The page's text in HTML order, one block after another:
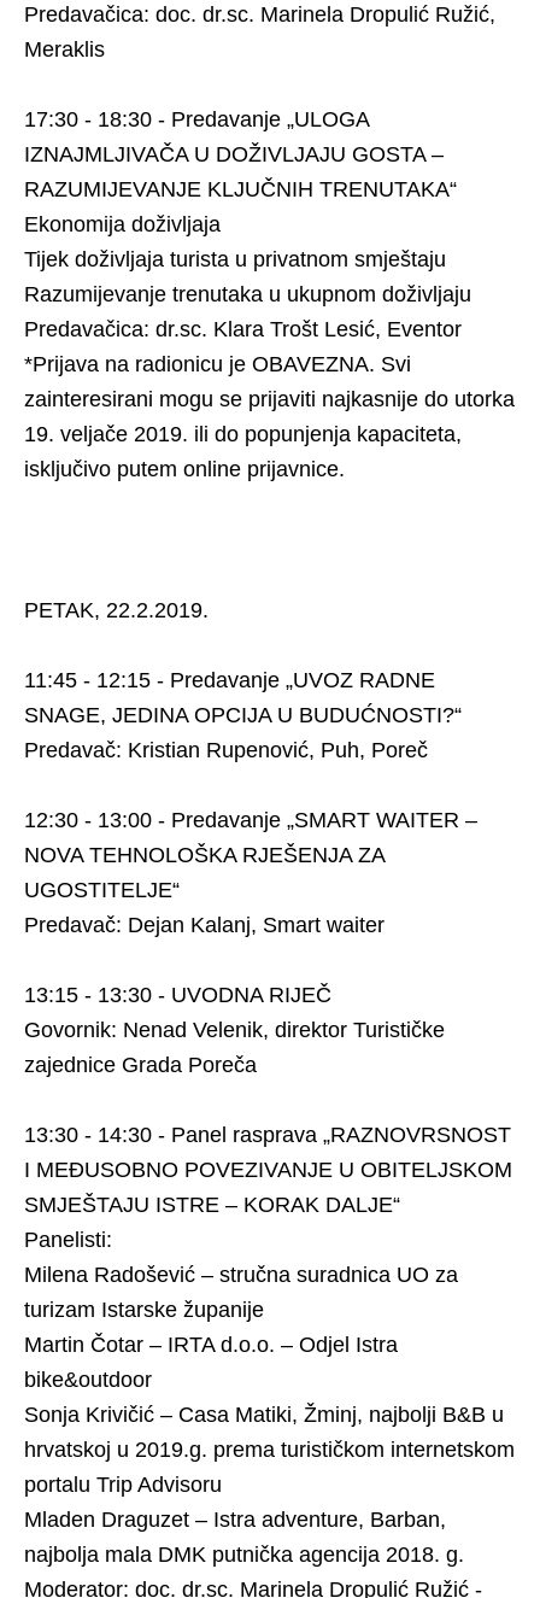
Predavačica: doc. dr.sc. Marinela Dropulić Ružić,
Meraklis
17:30 - 18:30 - Predavanje „ULOGA
IZNAJMLJIVAČA U DOŽIVLJAJU GOSTA –
RAZUMIJEVANJE KLJUČNIH TRENUTAKA“
Ekonomija doživljaja
Tijek doživljaja turista u privatnom smještaju
Razumijevanje trenutaka u ukupnom doživljaju
Predavačica: dr.sc. Klara Trošt Lesić, Eventor
*Prijava na radionicu je OBAVEZNA. Svi
zainteresirani mogu se prijaviti najkasnije do utorka
19. veljače 2019. ili do popunjenja kapaciteta,
isključivo putem online prijavnice.
PETAK, 22.2.2019.
11:45 - 12:15 - Predavanje „UVOZ RADNE
SNAGE, JEDINA OPCIJA U BUDUĆNOSTI?“
Predavač: Kristian Rupenović, Puh, Poreč
12:30 - 13:00 - Predavanje „SMART WAITER –
NOVA TEHNOLOŠKA RJEŠENJA ZA
UGOSTITELJE“
Predavač: Dejan Kalanj, Smart waiter
13:15 - 13:30 - UVODNA RIJEČ
Govornik: Nenad Velenik, direktor Turističke
zajednice Grada Poreča
13:30 - 14:30 - Panel rasprava „RAZNOVRSNOST
I MEĐUSOBNO POVEZIVANJE U OBITELJSKOM
SMJEŠTAJU ISTRE – KORAK DALJE“
Panelisti:
Milena Radošević – stručna suradnica UO za
turizam Istarske županije
Martin Čotar – IRTA d.o.o. – Odjel Istra
bike&outdoor
Sonja Krivičić – Casa Matiki, Žminj, najbolji B&B u
hrvatskoj u 2019.g. prema turističkom internetskom
portalu Trip Advisoru
Mladen Draguzet – Istra adventure, Barban,
najbolja mala DMK putnička agencija 2018. g.
Moderator: doc. dr.sc. Marinela Dropulić Ružić -